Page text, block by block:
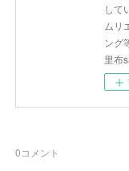
して
ムリ
ング
里布
0コメント